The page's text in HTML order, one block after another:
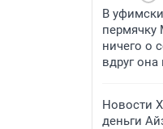
В
пермячку
ничего о
вдруг
Новости
деньги